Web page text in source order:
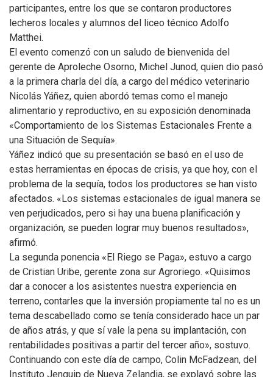
participantes, entre los que se contaron productores
lecheros locales y alumnos del liceo técnico Adolfo
Matthei.
El evento comenzó con un saludo de bienvenida del
gerente de Aproleche Osorno, Michel Junod, quien dio pasó
a la primera charla del día, a cargo del médico veterinario
Nicolás Yáñez, quien abordó temas como el manejo
alimentario y reproductivo, en su exposición denominada
«Comportamiento de los Sistemas Estacionales Frente a
una Situación de Sequía».
Yáñez indicó que su presentación se basó en el uso de
estas herramientas en épocas de crisis, ya que hoy, con el
problema de la sequía, todos los productores se han visto
afectados. «Los sistemas estacionales de igual manera se
ven perjudicados, pero si hay una buena planificación y
organización, se pueden lograr muy buenos resultados»,
afirmó.
La segunda ponencia «El Riego se Paga», estuvo a cargo
de Cristian Uribe, gerente zona sur Agroriego. «Quisimos
dar a conocer a los asistentes nuestra experiencia en
terreno, contarles que la inversión propiamente tal no es un
tema descabellado como se tenía considerado hace un par
de años atrás, y que sí vale la pena su implantación, con
rentabilidades positivas a partir del tercer año», sostuvo.
Continuando con este día de campo, Colin McFadzean, del
Instituto Jenquip de Nueva Zelandia, se explayó sobre las